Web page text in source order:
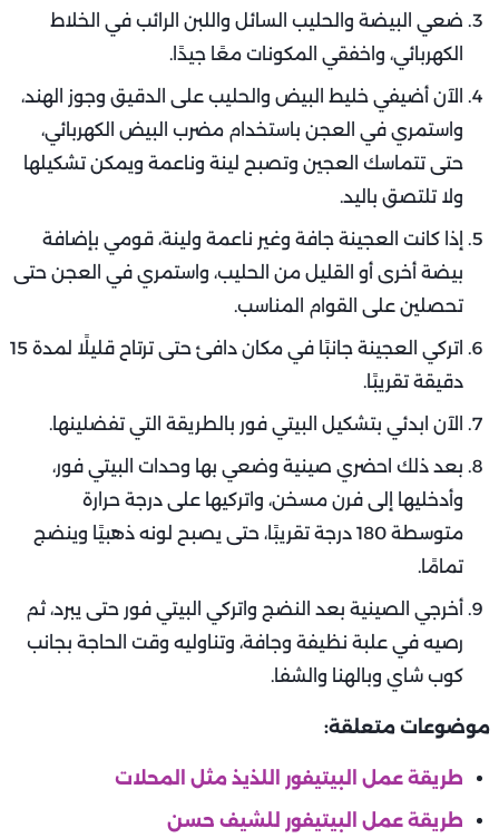
ضعي البيضة والحليب السائل واللبن الرائب في الخلاط
الكهربائي، واخفقي المكونات معًا جيدًا.
الآن أضيفي خليط البيض والحليب على الدقيق وجوز الهند،
واستمري في العجن باستخدام مضرب البيض الكهربائي،
حتى تتماسك العجين وتصبح لينة وناعمة ويمكن تشكيلها
ولا تلتصق باليد.
إذا كانت العجينة جافة وغير ناعمة ولينة، قومي بإضافة
بيضة أخرى أو القليل من الحليب، واستمري في العجن حتى
تحصلين على القوام المناسب.
اتركي العجينة جانبًا في مكان دافئ حتى ترتاح قليلًا لمدة 15
دقيقة تقريبًا.
الآن ابدئي بتشكيل البيتي فور بالطريقة التي تفضلينها.
بعد ذلك احضري صينية وضعي بها وحدات البيتي فور،
وأدخليها إلى فرن مسخن، واتركيها على درجة حرارة
متوسطة 180 درجة تقريبًا، حتى يصبح لونه ذهبيًا وينضج
تمامًا.
أخرجي الصينية بعد النضج واتركي البيتي فور حتى يبرد، ثم
رصيه في علبة نظيفة وجافة، وتناوليه وقت الحاجة بجانب
كوب شاي وبالهنا والشفا.
موضوعات متعلقة:
طريقة عمل البيتيفور ‏اللذيذ مثل المحلات
طريقة عمل البيتيفور للشيف حسن